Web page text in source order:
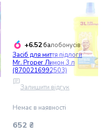
+6.52балобонусів
Засіб для миття підлоги
Mr. Proper Лимон 3 л
(8700216992503)
Залишити відгук
Немає в наявності
652 ₴